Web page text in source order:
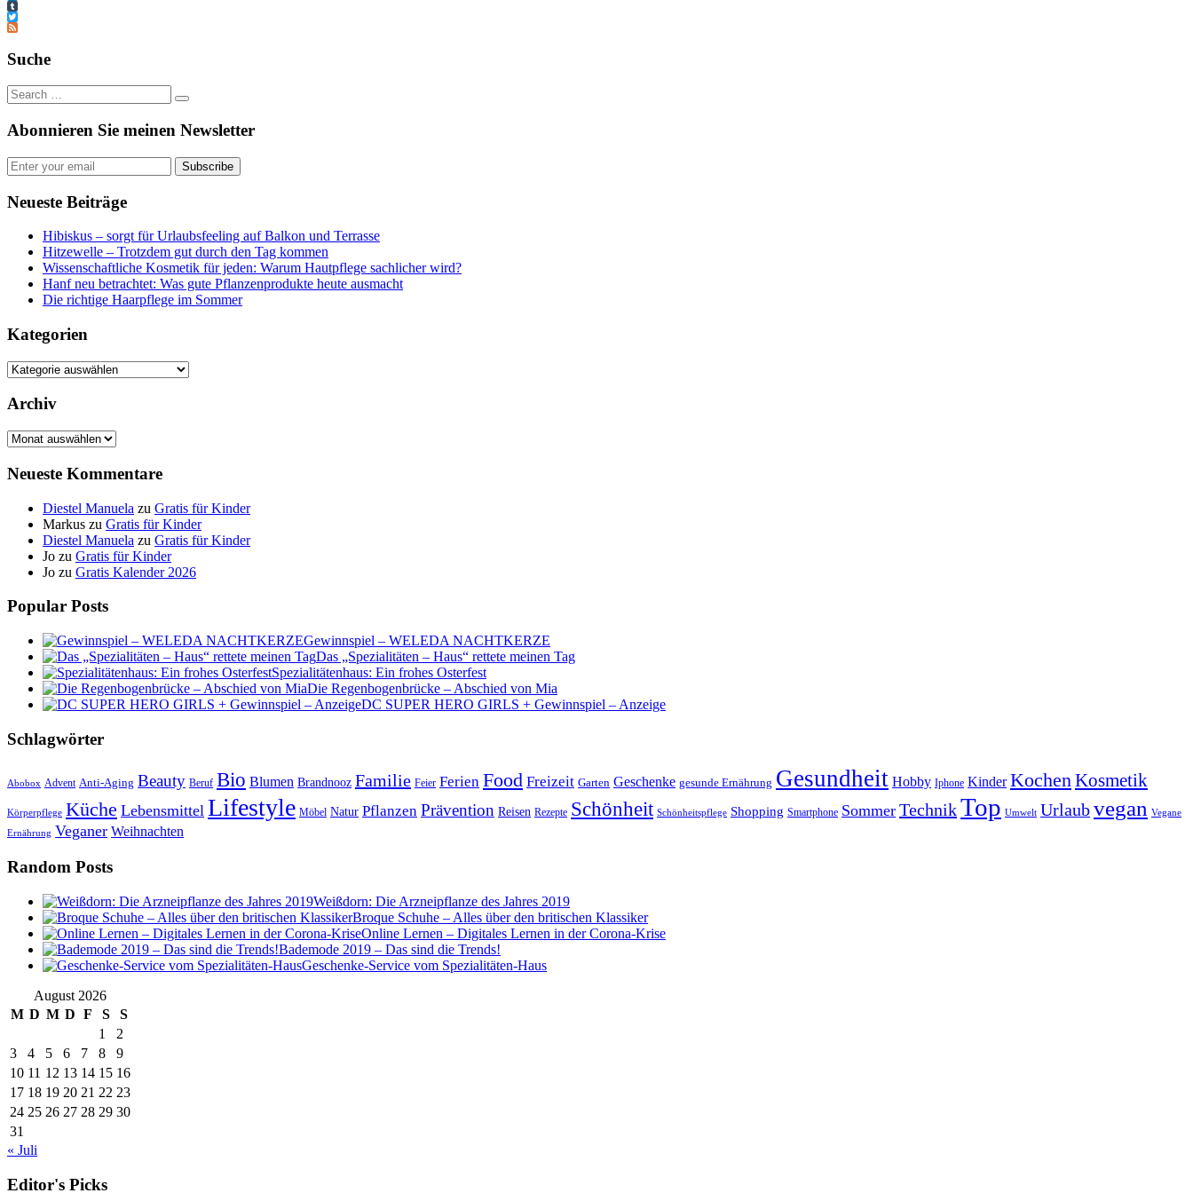
LinkedIn
Tumblr
Twitter
Feed
Suche
Abonnieren Sie meinen Newsletter
Subscribe
Neueste Beiträge
Hibiskus – sorgt für Urlaubsfeeling auf Balkon und Terrasse
Hitzewelle – Trotzdem gut durch den Tag kommen
Wissenschaftliche Kosmetik für jeden: Warum Hautpflege sachlicher wird?
Hanf neu betrachtet: Was gute Pflanzenprodukte heute ausmacht
Die richtige Haarpflege im Sommer
Kategorien
Kategorien
Archiv
Archiv
Neueste Kommentare
Diestel Manuela zu Gratis für Kinder
Markus zu Gratis für Kinder
Diestel Manuela zu Gratis für Kinder
Jo zu Gratis für Kinder
Jo zu Gratis Kalender 2026
Popular Posts
Gewinnspiel – WELEDA NACHTKERZE
Das „Spezialitäten – Haus“ rettete meinen Tag
Spezialitätenhaus: Ein frohes Osterfest
Die Regenbogenbrücke – Abschied von Mia
DC SUPER HERO GIRLS + Gewinnspiel – Anzeige
Schlagwörter
Abobox Advent Anti-Aging Beauty Beruf Bio Blumen Brandnooz Familie Feier Ferien Food Freizeit Garten Geschenke gesunde Ernährung Gesundheit Hobby Iphone Kinder KochenKosmetik
Körperpflege Küche Lebensmittel Lifestyle Möbel Natur Pflanzen Prävention Reisen Rezepte Schönheit Schönheitspflege Shopping Smartphone Sommer TechnikTop Umwelt Urlaubvegan Vegane
Ernährung Veganer Weihnachten
Random Posts
Weißdorn: Die Arzneipflanze des Jahres 2019
Broque Schuhe – Alles über den britischen Klassiker
Online Lernen – Digitales Lernen in der Corona-Krise
Bademode 2019 – Das sind die Trends!
Geschenke-Service vom Spezialitäten-Haus
August 2026
M D M D F S
S
1
2
3
4 5 6 7 8
9
10 11 12 13 14 15 16
17 18 19 20 21 22 23
24 25 26 27 28 29 30
31
« Juli
Editor's Picks